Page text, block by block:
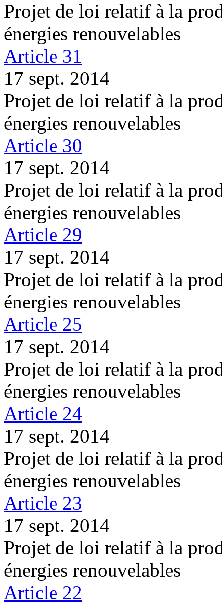
Projet de loi relatif à la
énergies renouvelables
Article 31
17 sept. 2014
Projet de loi relatif à la
énergies renouvelables
Article 30
17 sept. 2014
Projet de loi relatif à la
énergies renouvelables
Article 29
17 sept. 2014
Projet de loi relatif à la
énergies renouvelables
Article 25
17 sept. 2014
Projet de loi relatif à la
énergies renouvelables
Article 24
17 sept. 2014
Projet de loi relatif à la
énergies renouvelables
Article 23
17 sept. 2014
Projet de loi relatif à la
énergies renouvelables
Article 22